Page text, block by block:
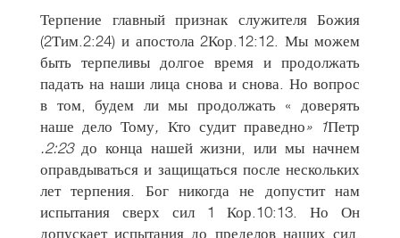
Терпение главный признак служителя Божия
(2Тим.2:24) и апостола 2Кор.12:12. Мы можем
быть терпеливы долгое время и продолжать
падать на наши лица снова и снова. Но вопрос
в том, будем ли мы продолжать « доверять
наше дело Тому, Кто судит праведно» 1Петр
.2:23 до конца нашей жизни, или мы начнем
оправдываться и защищаться после нескольких
лет терпения. Бог никогда не допустит нам
испытания сверх сил 1 Кор.10:13. Но Он
допускает испытания до пределов наших сил.